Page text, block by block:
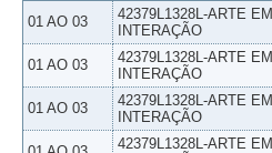
01 AO 03
42379L1328L-ARTE EM
INTERAÇÃO
01 AO 03
42379L1328L-ARTE EM
INTERAÇÃO
01 AO 03
42379L1328L-ARTE EM
INTERAÇÃO
42379L1328L-ARTE EM